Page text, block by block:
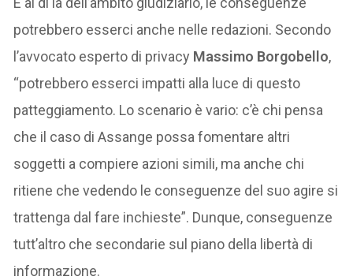
potrebbero esserci anche nelle redazioni. Secondo
l’avvocato esperto di privacy Massimo Borgobello,
“potrebbero esserci impatti alla luce di questo
patteggiamento. Lo scenario è vario: c’è chi pensa
che il caso di Assange possa fomentare altri
soggetti a compiere azioni simili, ma anche chi
ritiene che vedendo le conseguenze del suo agire si
trattenga dal fare inchieste”. Dunque, conseguenze
tutt’altro che secondarie sul piano della libertà di
informazione.